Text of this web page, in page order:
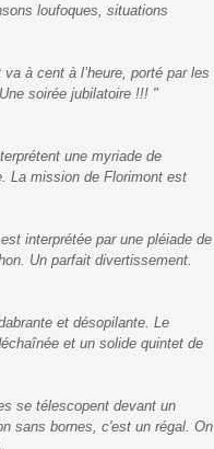
loufoques, situations
à cent à l’heure, porté par les
soirée jubilatoire !!! "
une myriade de
La mission de Florimont est
interprétée par une pléiade de
Un parfait divertissement.
et désopilante. Le
et un solide quintet de
se télescopent devant un
sans bornes, c'est un régal. On